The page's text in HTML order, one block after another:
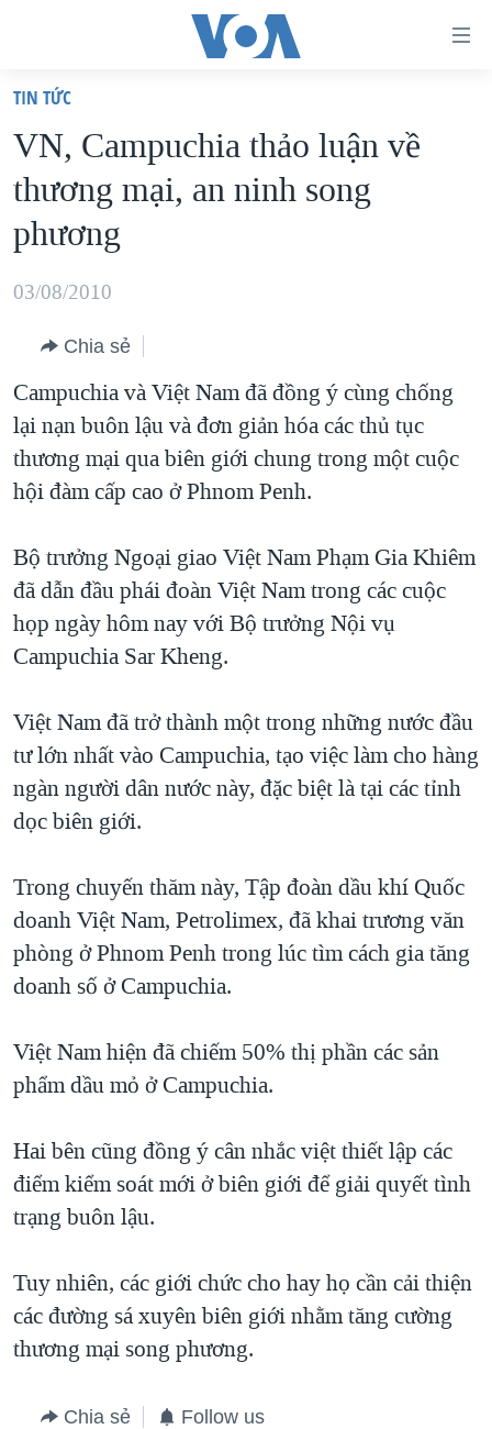
truy
cập
Tới
nội
dung
chính
hướng
chính
Đi
tới
VIỆT NAM
HOA KỲ
BIỂN ĐÔNG
THẾ GIỚI
DIỄN ĐÀN
MỤC
TỰ DO BÁO CHÍ
VẠCH TRẦN TIN GIẢ
ĐỜI SỐNG
KINH TẾ
KHOA HỌC
SỨC KHOẺ
VĂN HOÁ
THỂ THAO
GIÁO DỤC
CHUYÊN ĐỀ
CHIẾN TRANH THƯƠNG MẠI CỦA MỸ: QUÁ KHỨ VÀ HIỆN
TẠI
MỘT NĂM CHIẾN TRANH TẠI DẢI GAZA
GIẢI MÃ VÀNH ĐAI & CON ĐƯỜNG
NGÀY TỊ NẠN THẾ GIỚI
GROUND ZERO – XƯA VÀ NAY
CÁC GIÁ TRỊ CỘNG HÒA Ở VIỆT NAM
TRỊNH VĨNH BÌNH VS. CHÍNH PHỦ VIỆT NAM
NGƯ DÂN VIỆT VÀ LÀN SÓNG TRỘM HẢI SÂM
BÊN KIA QUỐC LỘ: TIẾNG VỌNG TỪ NÔNG THÔN MỸ
HỌC TIẾNG ANH
NGHE
MẠNG XÃ HỘI
Ngôn ngữ khác
TIN TỨC
VN, Campuchia thảo luận về
thương mại, an ninh song
phương
03/08/2010
Chia sẻ
Campuchia và Việt Nam đã đồng ý cùng chống
lại nạn buôn lậu và đơn giản hóa các thủ tục
thương mại qua biên giới chung trong một cuộc
hội đàm cấp cao ở Phnom Penh.
Bộ trưởng Ngoại giao Việt Nam Phạm Gia Khiêm
đã dẫn đầu phái đoàn Việt Nam trong các cuộc
họp ngày hôm nay với Bộ trưởng Nội vụ
Campuchia Sar Kheng.
Việt Nam đã trở thành một trong những nước đầu
tư lớn nhất vào Campuchia, tạo việc làm cho hàng
ngàn người dân nước này, đặc biệt là tại các tỉnh
dọc biên giới.
Trong chuyến thăm này, Tập đoàn dầu khí Quốc
doanh Việt Nam, Petrolimex, đã khai trương văn
phòng ở Phnom Penh trong lúc tìm cách gia tăng
doanh số ở Campuchia.
Việt Nam hiện đã chiếm 50% thị phần các sản
phẩm dầu mỏ ở Campuchia.
Hai bên cũng đồng ý cân nhắc việt thiết lập các
điểm kiểm soát mới ở biên giới để giải quyết tình
trạng buôn lậu.
Tuy nhiên, các giới chức cho hay họ cần cải thiện
các đường sá xuyên biên giới nhằm tăng cường
thương mại song phương.
Chia sẻ Follow us